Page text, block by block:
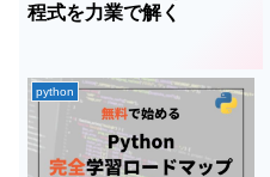
程式を力業で解く
python